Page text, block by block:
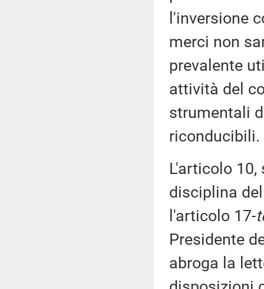
l'inversione
merci non
prevalente
attività del
strumentali
riconducibili.
L'articolo
disciplina
l'articolo 17-
Presidente
abroga la